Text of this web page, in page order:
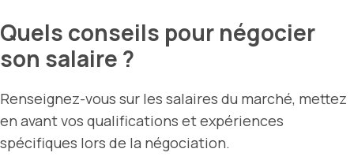
Quels conseils pour négocier
son salaire ?
Renseignez-vous sur les salaires du marché, mettez
en avant vos qualifications et expériences
spécifiques lors de la négociation.